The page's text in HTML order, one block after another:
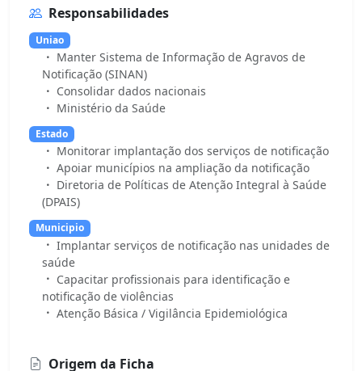
Responsabilidades
Uniao
Manter Sistema de Informação de Agravos de
Notificação (SINAN)
Consolidar dados nacionais
Ministério da Saúde
Estado
Monitorar implantação dos serviços de notificação
Apoiar municípios na ampliação da notificação
Diretoria de Políticas de Atenção Integral à Saúde
(DPAIS)
Municipio
Implantar serviços de notificação nas unidades de
saúde
Capacitar profissionais para identificação e
notificação de violências
Atenção Básica / Vigilância Epidemiológica
Origem da Ficha